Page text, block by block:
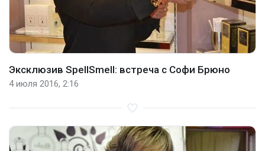
Эксклюзив SpellSmell: встреча с Софи Брюно
4 июля 2016, 2:16